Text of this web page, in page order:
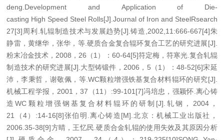
deng.Development and Application of Die-
casting High Speed Steel Rolls[J].Journal of Iron and SteelRsearch
27[3]周利.轧辊制造技术与发展趋势[J].铸造,2002,11:666-667[4]朱
静雷，黄继华，张华，等.硬质合金复合辊环复合工艺的研究进展[J].
粉末冶金技术，2008，26（1）：60-64[5]符定梅，符寒光.复合轧辊
制造技术的研究进展[J].大型铸锻件，2006，5（1）：48-52[6]宋延
沛，李秉哲，谢敬佩，等.WC颗粒增强铁基复合材料辊环的研究[J].
机械工程学报，2001，37（11）:99-101[7]冯培忠，强颖怀.离心铸
造WC颗粒增强钢基复合材料辊环的研制[J].轧钢，2004，
21（4）:14-16[8]张伯明.离心铸造[M].北京：机械工业出版社，
2006.35-38[9]方晴，王忆民.硬质合金轧辊的使用失效及其原因分析